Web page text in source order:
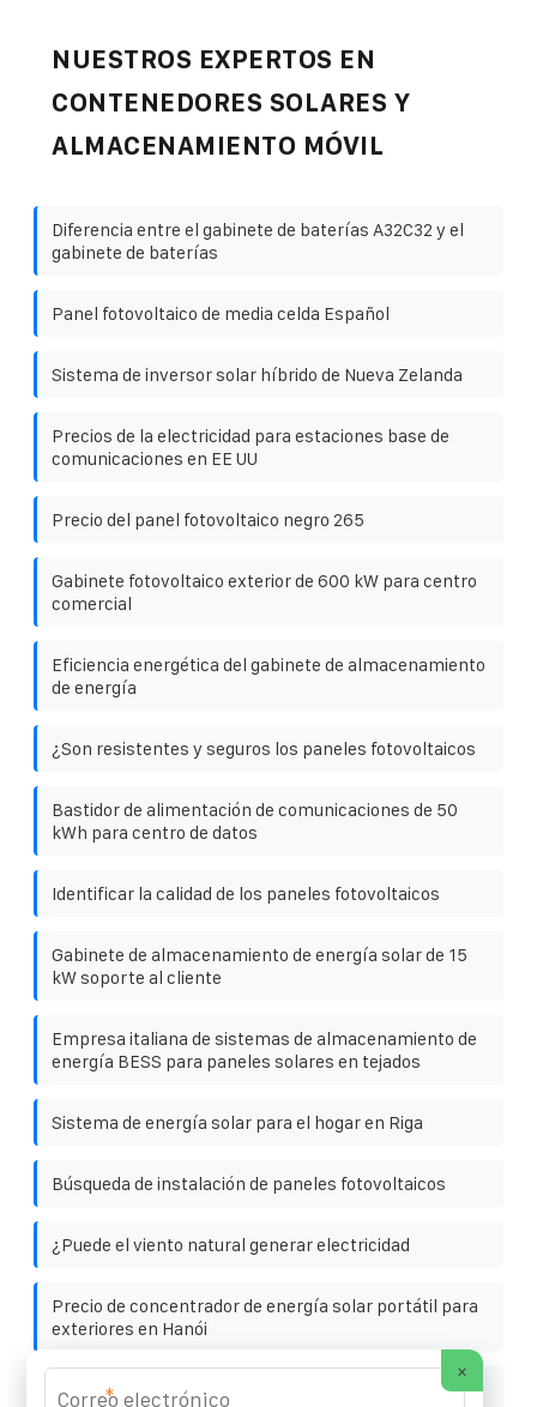
NUESTROS EXPERTOS EN
CONTENEDORES SOLARES Y
ALMACENAMIENTO MÓVIL
Diferencia entre el gabinete de baterías A32C32 y el
gabinete de baterías
Panel fotovoltaico de media celda Español
Sistema de inversor solar híbrido de Nueva Zelanda
Precios de la electricidad para estaciones base de
comunicaciones en EE UU
Precio del panel fotovoltaico negro 265
Gabinete fotovoltaico exterior de 600 kW para centro
comercial
Eficiencia energética del gabinete de almacenamiento
de energía
¿Son resistentes y seguros los paneles fotovoltaicos
Bastidor de alimentación de comunicaciones de 50
kWh para centro de datos
Identificar la calidad de los paneles fotovoltaicos
Gabinete de almacenamiento de energía solar de 15
kW soporte al cliente
Empresa italiana de sistemas de almacenamiento de
energía BESS para paneles solares en tejados
Sistema de energía solar para el hogar en Riga
Búsqueda de instalación de paneles fotovoltaicos
¿Puede el viento natural generar electricidad
Precio de concentrador de energía solar portátil para
exteriores en Hanói
Contenedor con energía solar de 60 kWh para hotel
×
*